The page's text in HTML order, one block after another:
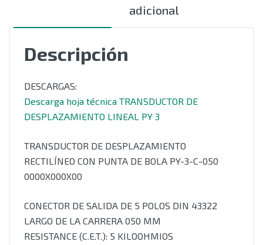
adicional
Descripción
DESCARGAS:
Descarga hoja técnica TRANSDUCTOR DE
DESPLAZAMIENTO LINEAL PY 3
TRANSDUCTOR DE DESPLAZAMIENTO
RECTILÍNEO CON PUNTA DE BOLA PY-3-C-050
0000X000X00
CONECTOR DE SALIDA DE 5 POLOS DIN 43322
LARGO DE LA CARRERA 050 MM
RESISTANCE (C.E.T.): 5 KILOOHMIOS